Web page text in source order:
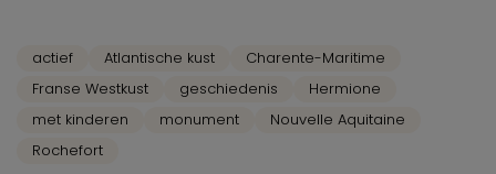
actief Atlantische kust
Charente-Maritime
Franse Westkust
geschiedenis
Hermione
met kinderen
monument
Nouvelle Aquitaine
Rochefort